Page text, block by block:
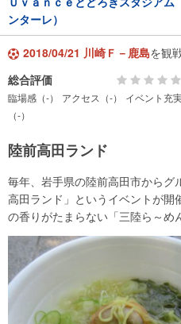
ンターレ）
2018/04/21 川崎Ｆ－鹿島を観
総合評価
臨場感（-） アクセス（-） イベント充
（-）
陸前高田ランド
毎年、岩手県の陸前高田市から
高田ランド」というイベントが
の香りがたまらない「三陸ら～